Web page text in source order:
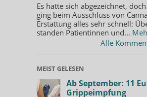
Es hatte sich abgezeichnet,
ging beim Ausschluss von
Erstattung alles sehr schnell:
standen Patientinnen und...
Alle
MEIST GELESEN
Ab September: 11
Grippeimpfung